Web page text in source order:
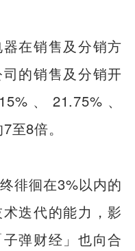
在销售及分销方
的销售及分销开
、21.75%、
至8倍。
徘徊在3%以内的
迭代的能力，影
弹财经」也向合